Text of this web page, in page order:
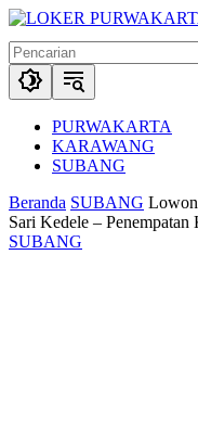
Langsung
konten
PURWAKARTA
KARAWANG
SUBANG
Beranda SUBANG
Sari Kedele – Penempatan
SUBANG